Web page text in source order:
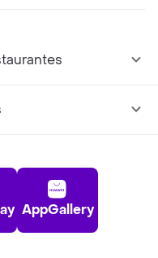
AppGallery